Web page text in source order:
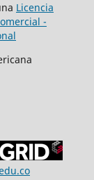
Licencia
-